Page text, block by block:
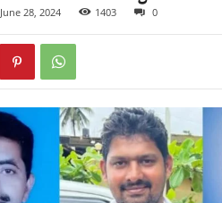
June 28, 2024 1403 0